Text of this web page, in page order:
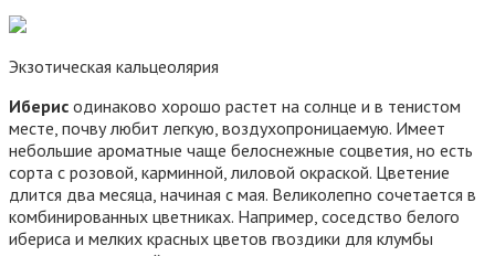
Экзотическая кальцеолярия
Иберис одинаково хорошо растет на солнце и в тенистом
месте, почву любит легкую, воздухопроницаемую. Имеет
небольшие ароматные чаще белоснежные соцветия, но есть
сорта с розовой, карминной, лиловой окраской. Цветение
длится два месяца, начиная с мая. Великолепно сочетается в
комбинированных цветниках. Например, соседство белого
ибериса и мелких красных цветов гвоздики для клумбы